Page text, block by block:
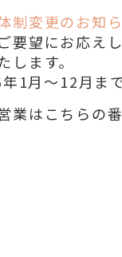
制変更のお知ら
要望にお応え
します。
1月〜12月ま
業はこちらの